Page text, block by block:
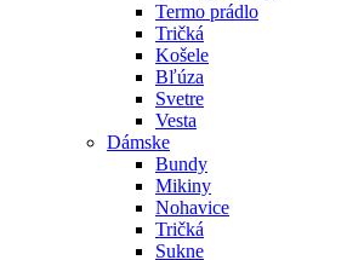
Termo prádlo
Tričká
Košele
Bľúza
Svetre
Vesta
Dámske
Bundy
Mikiny
Nohavice
Tričká
Sukne